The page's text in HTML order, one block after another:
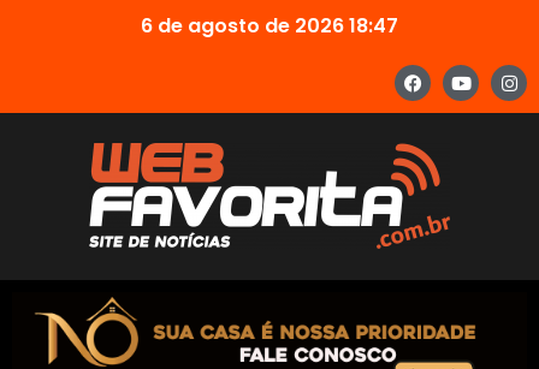
6 de agosto de 2026 18:47